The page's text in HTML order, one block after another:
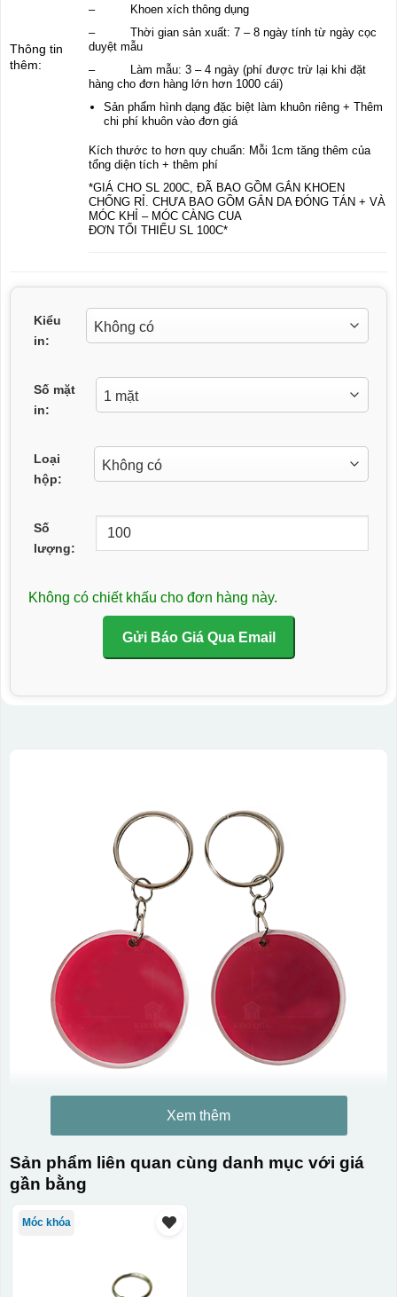
Thông tin
thêm:
– Khoen xích thông dụng
– Thời gian sản xuất: 7 – 8 ngày tính từ ngày cọc
duyệt mẫu
– Làm mẫu: 3 – 4 ngày (phí được trừ lại khi đặt
hàng cho đơn hàng lớn hơn 1000 cái)
Sản phẩm hình dạng đặc biệt làm khuôn riêng + Thêm
chi phí khuôn vào đơn giá
Kích thước to hơn quy chuẩn: Mỗi 1cm tăng thêm của
tổng diện tích + thêm phí
*GIÁ CHO SL 200C, ĐÃ BAO GỒM GẮN KHOEN
CHỐNG RỈ. CHƯA BAO GỒM GẮN DA ĐÓNG TÁN + VÀ
MÓC KHỈ – MÓC CÀNG CUA
ĐƠN TỐI THIỂU SL 100C*
Kiểu
in:
Số mặt
in:
Loại
hộp:
Số
lượng:
Không có chiết khấu cho đơn hàng này.
Gửi Báo Giá Qua Email
Xem thêm
Sản phẩm liên quan cùng danh mục với giá
gần bằng
Móc khóa